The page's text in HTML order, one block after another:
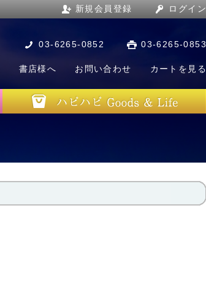
新規会員登録 ログイン
03-6265-0852 03-6265-0853
書店様へ お問い合わせ カートを見る